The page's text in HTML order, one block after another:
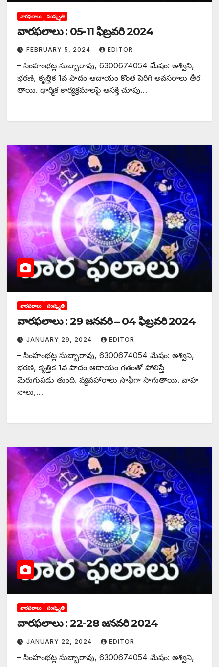
వారఫలాలు సంస్కృతి
వారఫలాలు : 05-11 ఫిబ్రవరి 2024
FEBRUARY 5, 2024 EDITOR
– సింహంభట్ల సుబ్బారావు, 6300674054 మేషం: అశ్విని,
భరణి, కృత్తిక 1వ పాదం ఆదాయం కొంత పెరిగి అవసరాలు తీర
తాయి. ధార్మిక కార్యక్రమాలపై ఆసక్తి చూపు…
వారఫలాలు సంస్కృతి
వారఫలాలు : 29 జనవరి – 04 ఫిబ్రవరి 2024
JANUARY 29, 2024 EDITOR
– సింహంభట్ల సుబ్బారావు, 6300674054 మేషం: అశ్విని,
భరణి, కృత్తిక 1వ పాదం ఆదాయం గతంతో పోలిస్తే
మెరుగుపడు తుంది. వ్యవహారాలు సాఫీగా సాగుతాయి. వాహ
నాలు,…
వారఫలాలు సంస్కృతి
వారఫలాలు : 22-28 జనవరి 2024
JANUARY 22, 2024 EDITOR
– సింహంభట్ల సుబ్బారావు, 6300674054 మేషం: అశ్విని,